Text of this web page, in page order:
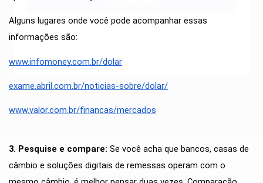
Alguns lugares onde você pode acompanhar essas
informações são:
www.infomoney.com.br/dolar
exame.abril.com.br/noticias-sobre/dolar/
www.valor.com.br/financas/mercados
3. Pesquise e compare: Se você acha que bancos, casas de
câmbio e soluções digitais de remessas operam com o
Apenas necessários
Personalizar